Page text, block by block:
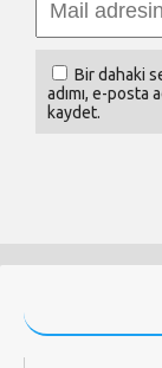
Bir dahaki
adımı, e-posta
kaydet.